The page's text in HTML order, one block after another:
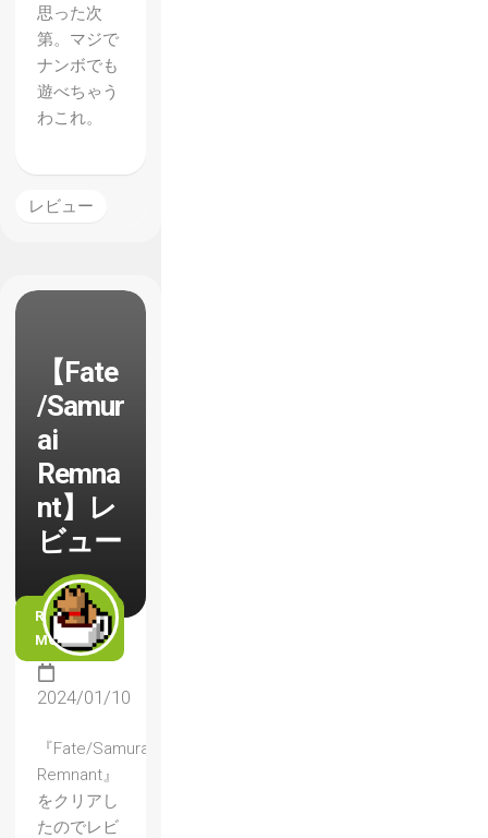
思った次
第。マジで
ナンボでも
遊べちゃう
わこれ。
レビュー
【Fate
/Samur
ai
Remna
nt】レ
ビュー
READ
MORE
2024/01/10
『Fate/Samurai
Remnant』
をクリアし
たのでレビ